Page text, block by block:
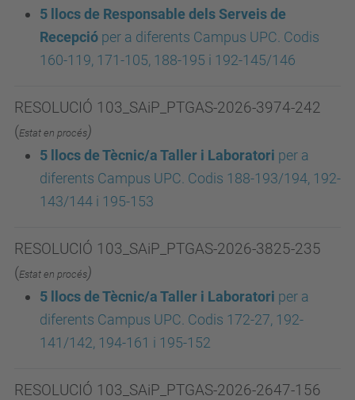
5 llocs de Responsable dels Serveis de
Recepció per a diferents Campus UPC. Codis
160-119, 171-105, 188-195 i 192-145/146
RESOLUCIÓ 103_SAiP_PTGAS-2026-3974-242
(Estat en procés)
5 llocs de Tècnic/a Taller i Laboratori per a
diferents Campus UPC. Codis 188-193/194, 192-
143/144 i 195-153
RESOLUCIÓ 103_SAiP_PTGAS-2026-3825-235
(Estat en procés)
5 llocs de Tècnic/a Taller i Laboratori per a
diferents Campus UPC. Codis 172-27, 192-
141/142, 194-161 i 195-152
RESOLUCIÓ 103_SAiP_PTGAS-2026-2647-156